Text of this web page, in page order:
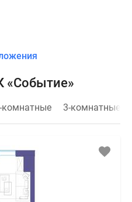
«Событие»
комнатные 3-комнатные